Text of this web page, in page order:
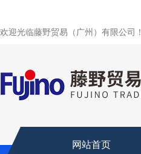
欢迎光临藤野贸易（广州）有限公司！
网站首页